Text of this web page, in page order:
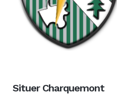
Situer Charquemont